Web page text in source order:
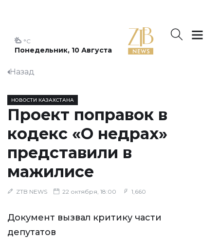
Понедельник, 10 Августа
°C
Назад
НОВОСТИ КАЗАХСТАНА
Проект поправок в
кодекс «О недрах»
представили в
мажилисе
ZTB NEWS 22 октября, 18:00 1,660
Документ вызвал критику части
депутатов